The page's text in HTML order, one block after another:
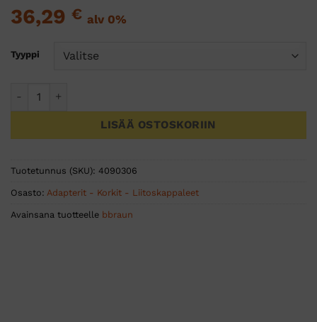
36,29 € alv 0%
Tyyppi
LISÄÄ OSTOSKORIIN
Tuotetunnus (SKU): 4090306
Osasto: Adapterit - Korkit - Liitoskappaleet
Avainsana tuotteelle bbraun